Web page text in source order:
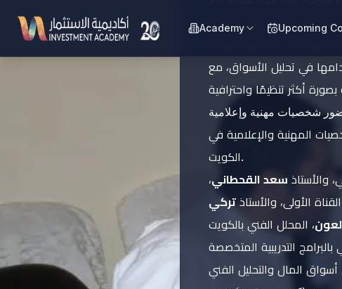
Academy Upcoming
جمعت بين الطرح العلمي
في تحليل الأسواق، مع
شخصيات مهنية وإعلامية
المهنية والإعلامية في
الكويت.
والأستاذ سعد القحطاني،
الأولى، والأستاذ تركي
التدريبية المتخصصة